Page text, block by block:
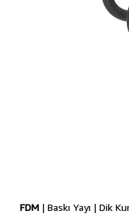
FDM| Baskı Yayı | Dik